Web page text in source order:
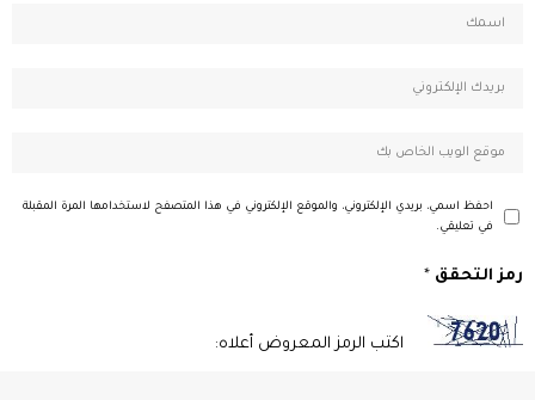
احفظ اسمي، بريدي الإلكتروني، والموقع الإلكتروني في هذا المتصفح لاستخدامها المرة المقبلة
في تعليقي.
رمز التحقق *
اكتب الرمز المعروض أعلاه: